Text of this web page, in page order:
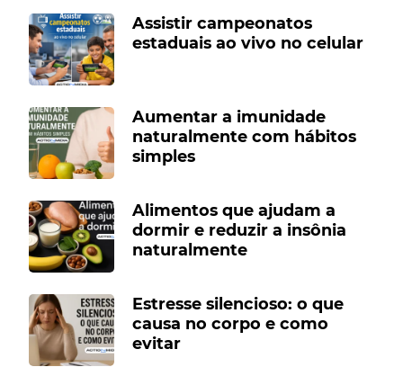
Assistir campeonatos
estaduais ao vivo no celular
Aumentar a imunidade
naturalmente com hábitos
simples
Alimentos que ajudam a
dormir e reduzir a insônia
naturalmente
Estresse silencioso: o que
causa no corpo e como
evitar